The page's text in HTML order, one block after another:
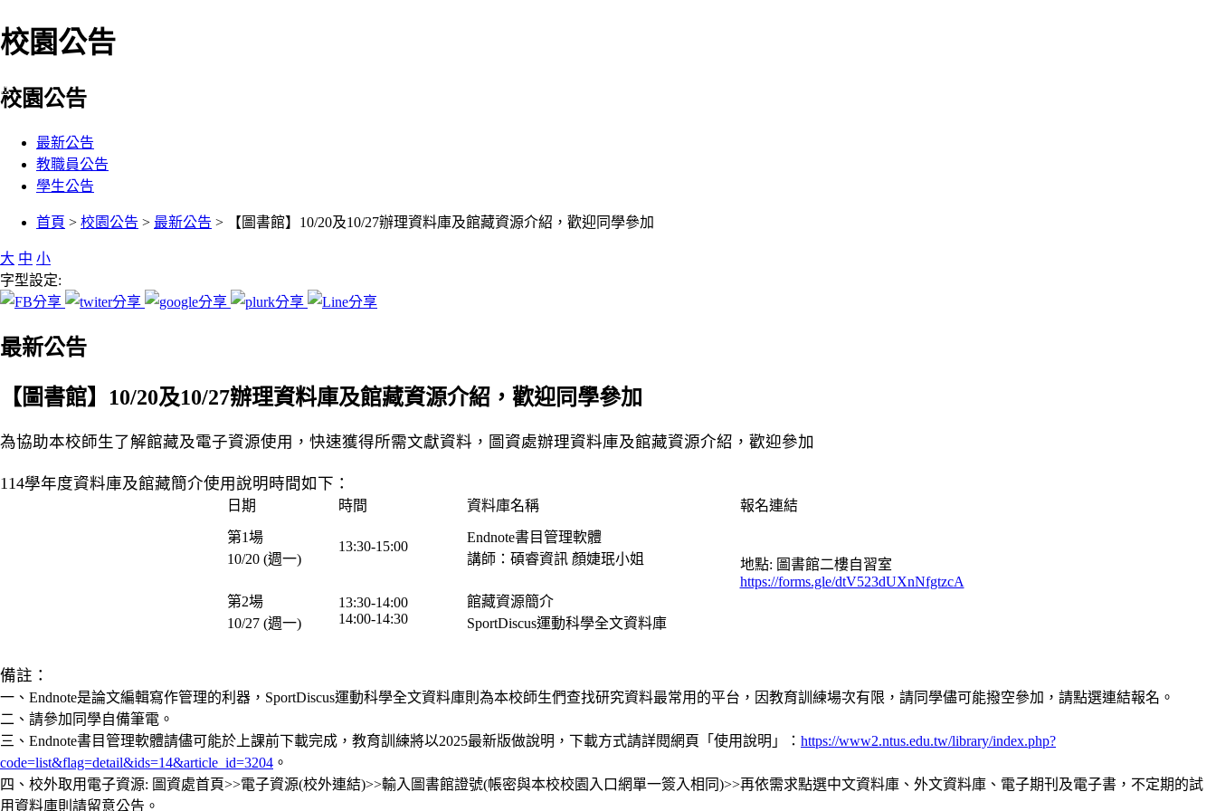
校園公告
:::
校園公告
最新公告
教職員公告
學生公告
首頁 > 校園公告 > 最新公告 > 【圖書館】10/20及10/27辦理資料庫及館藏資源介紹，歡迎同學參加
大 中 小
字型設定:
最新公告
【圖書館】10/20及10/27辦理資料庫及館藏資源介紹，歡迎同學參加
為協助本校師生了解館藏及電子資源使用，快速獲得所需文獻資料，圖資處辦理資料庫及館藏資源介紹，歡迎參加
114學年度資料庫及館藏簡介使用說明時間如下：
日期 時間 資料庫名稱 報名連結
第1場
10/20 (週一)
13:30-15:00
Endnote書目管理軟體
講師：碩睿資訊 顏婕珉小姐
地點: 圖書館二樓自習室
https://forms.gle/dtV523dUXnNfgtzcA
第2場
10/27 (週一)
13:30-14:00
14:00-14:30
館藏資源簡介
SportDiscus運動科學全文資料庫
備註：
一、 Endnote是論文編輯寫作管理的利器，SportDiscus運動科學全文資料庫則為本校師生們查找研究資料最常用的平台，因教育訓練場次有限，請同學儘可能撥空參加，請點選連結報名。
二、 請參加同學自備筆電。
三、Endnote書目管理軟體請儘可能於上課前下載完成，教育訓練將以2025最新版做說明，下載方式請詳閱網頁「使用說明」： https://www2.ntus.edu.tw/library/index.php?
code=list&flag=detail&ids=14&article_id=3204 。
四、校外取用電子資源: 圖資處首頁>>電子資源(校外連結)>>輸入圖書館證號(帳密與本校校園入口網單一簽入相同)>>再依需求點選中文資料庫、外文資料庫、電子期刊及電子書，不定期的試
用資料庫則請留意公告。